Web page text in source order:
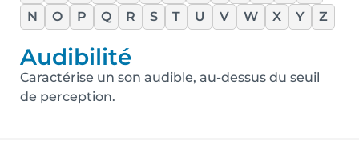
N
O P Q R S T U V W X Y Z
Audibilité
Caractérise un son audible, au-dessus du seuil
de perception.